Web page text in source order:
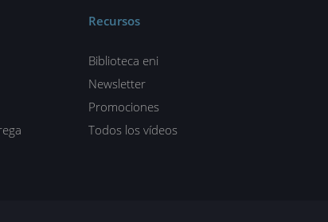
Recursos
Biblioteca eni
Newsletter
Promociones
Todos los vídeos